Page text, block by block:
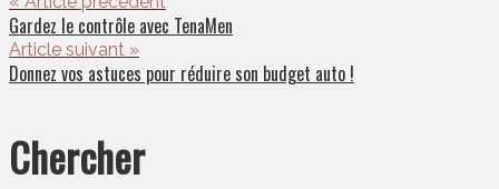
Gardez le contrôle avec TenaMen
Article suivant »
Donnez vos astuces pour réduire son budget auto !
Chercher